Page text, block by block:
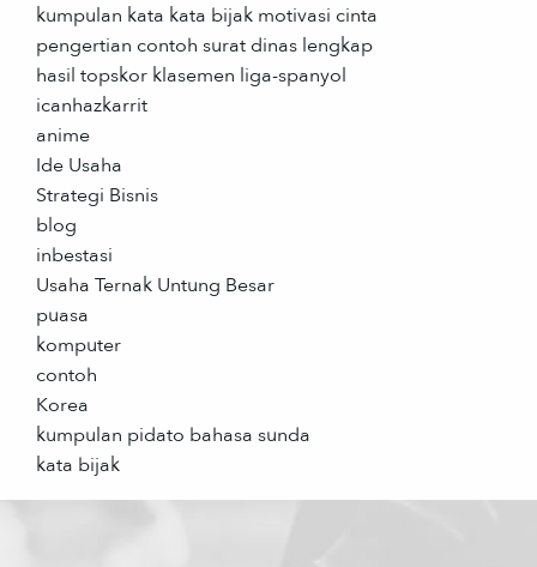
kumpulan kata kata bijak motivasi cinta
pengertian contoh surat dinas lengkap
hasil topskor klasemen liga-spanyol
icanhazkarrit
anime
Ide Usaha
Strategi Bisnis
blog
inbestasi
Usaha Ternak Untung Besar
puasa
komputer
contoh
Korea
kumpulan pidato bahasa sunda
kata bijak